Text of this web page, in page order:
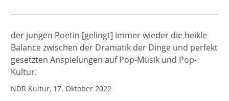
der jungen Poetin [gelingt] immer wieder die heikle
Balance zwischen der Dramatik der Dinge und perfekt
gesetzten Anspielungen auf Pop-Musik und Pop-
Kultur.
NDR Kultur, 17. Oktober 2022